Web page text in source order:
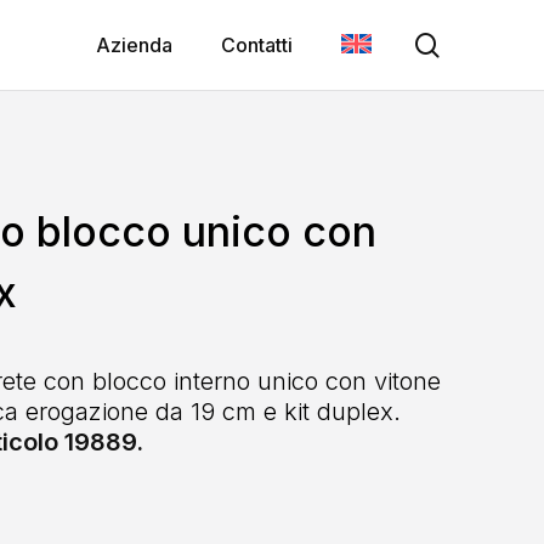
Azienda Contatti
blocco unico con
con blocco interno unico con vitone
erogazione da 19 cm e kit duplex.
19889.